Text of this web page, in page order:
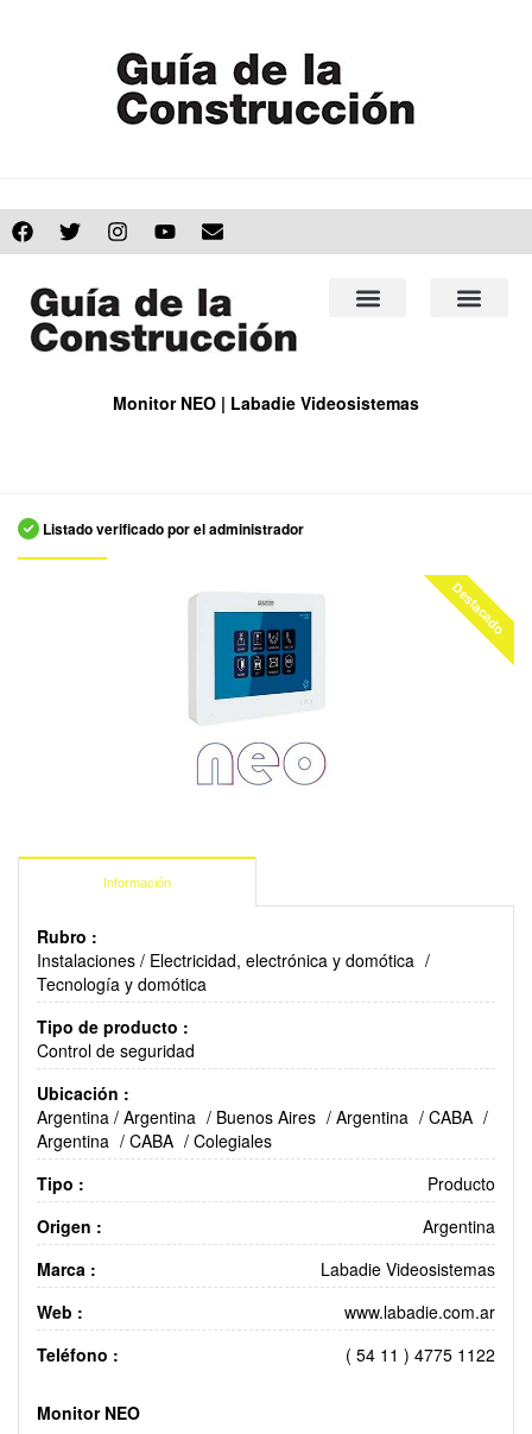
Monitor NEO | Labadie Videosistemas
Listado verificado por el administrador
Destacado
Información
Rubro :
Instalaciones / Electricidad, electrónica y domótica /
Tecnología y domótica
Tipo de producto :
Control de seguridad
Ubicación :
Argentina / Argentina / Buenos Aires / Argentina / CABA /
Argentina / CABA / Colegiales
Tipo :
Producto
Origen :
Argentina
Marca :
Labadie Videosistemas
Web :
www.labadie.com.ar
Teléfono :
( 54 11 ) 4775 1122
Monitor NEO